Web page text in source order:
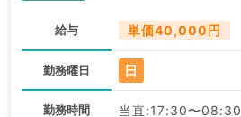
給与 単価40,000円
勤務曜日 日
勤務時間 当直:17:30〜08:30